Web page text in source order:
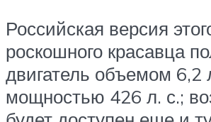
Российская версия
роскошного красавца
двигатель объемом 6,2
мощностью 426 л. с.;